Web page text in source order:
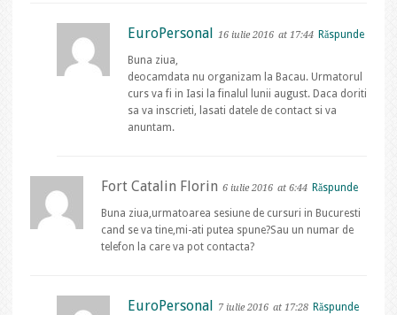
EuroPersonal 16 iulie 2016 at 17:44 Răspunde
Buna ziua,
deocamdata nu organizam la Bacau. Urmatorul
curs va fi in Iasi la finalul lunii august. Daca doriti
sa va inscrieti, lasati datele de contact si va
anuntam.
Fort Catalin Florin 6 iulie 2016 at 6:44 Răspunde
Buna ziua,urmatoarea sesiune de cursuri in Bucuresti
cand se va tine,mi-ati putea spune?Sau un numar de
telefon la care va pot contacta?
EuroPersonal 7 iulie 2016 at 17:28 Răspunde